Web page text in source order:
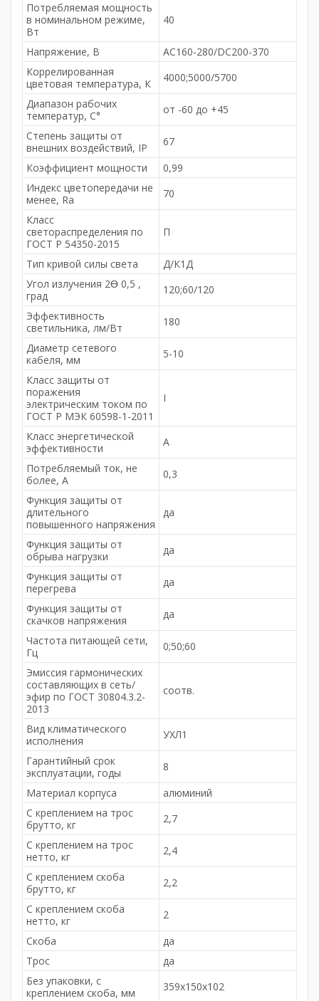
Потребляемая мощность
в номинальном режиме,
Вт
40
Напряжение, В
AC160-280/DC200-370
Коррелированная
цветовая температура, К
4000;5000/5700
Диапазон рабочих
температур, С°
от -60 до +45
Степень защиты от
внешних воздействий, IP
67
Коэффициент мощности
0,99
Индекс цветопередачи не
менее, Ra
70
Класс
светораспределения по
ГОСТ Р 54350-2015
П
Тип кривой силы света
Д/К1Д
Угол излучения 2Ɵ 0,5 ,
град
120;60/120
Эффективность
светильника, лм/Вт
180
Диаметр сетевого
кабеля, мм
5-10
Класс защиты от
поражения
электрическим током по
ГОСТ Р МЭК 60598-1-2011
I
Класс энергетической
эффективности
A
Потребляемый ток, не
более, A
0,3
Функция защиты от
длительного
повышенного напряжения
да
Функция защиты от
обрыва нагрузки
да
Функция защиты от
перегрева
да
Функция защиты от
скачков напряжения
да
Частота питающей сети,
Гц
0;50;60
Эмиссия гармонических
составляющих в сеть/
эфир по ГОСТ 30804.3.2-
2013
соотв.
Вид климатического
исполнения
УХЛ1
Гарантийный срок
эксплуатации, годы
8
Материал корпуса
алюминий
С креплением на трос
брутто, кг
2,7
С креплением на трос
нетто, кг
2,4
С креплением скоба
брутто, кг
2,2
С креплением скоба
нетто, кг
2
Скоба
да
Трос
да
Без упаковки, с
креплением скоба, мм
359х150х102